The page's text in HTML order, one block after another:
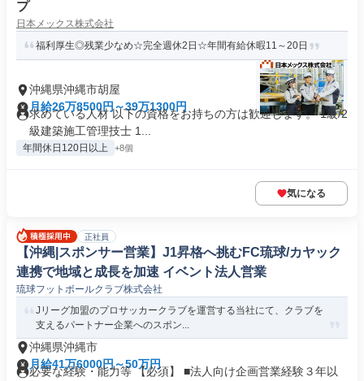
プ
日本メックス株式会社
福利厚生◎残業少なめ☆完全週休2日☆年間有給休暇11～20日
沖縄県沖縄市胡屋
月給26万8500円～39万1300円
求めている人材 以下の資格をお持ちの方は歓迎します。 1級/2
級建築施工管理技士 1...
年間休日120日以上 +8個
気になる
正社員
【沖縄|スポンサー営業】J1昇格へ挑むFC琉球/カヤック
連携で地域と成長を加速 イベント法人営業
琉球フットボールクラブ株式会社
Jリーグ加盟のプロサッカークラブを運営する当社にて、クラブを
支えるパートナー企業へのスポン...
沖縄県沖縄市
月給41万6000円～50万円
必要な経験・能力等 【必須】 ■法人向け企画営業経験３年以